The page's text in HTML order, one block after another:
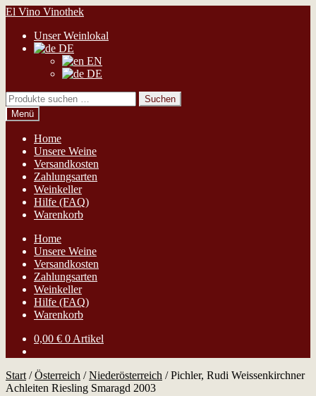
Zur
springen
Zum
springen
El Vino Vinothek
Unser Weinlokal
DE
EN
DE
Suchen
nach:
Suchen
Menü
Home
Unsere Weine
Versandkosten
Zahlungsarten
Weinkeller
Hilfe (FAQ)
Warenkorb
Home
Unsere Weine
Versandkosten
Zahlungsarten
Weinkeller
Hilfe (FAQ)
Warenkorb
0,00 € 0 Artikel
Start /Österreich /Niederösterreich /Pichler, Rudi Weissenkirchner
Achleiten Riesling Smaragd 2003